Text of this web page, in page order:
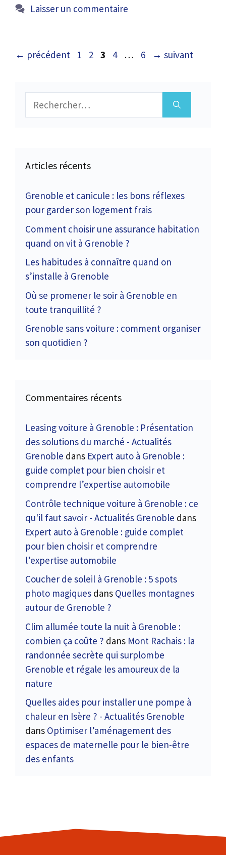
Laisser un commentaire
← précédent Page
1 Page
2 Page
3 Page
4 … Page
6 → suivant
Rechercher :
Articles récents
Grenoble et canicule : les bons réflexes
pour garder son logement frais
Comment choisir une assurance habitation
quand on vit à Grenoble ?
Les habitudes à connaître quand on
s’installe à Grenoble
Où se promener le soir à Grenoble en
toute tranquillité ?
Grenoble sans voiture : comment organiser
son quotidien ?
Commentaires récents
Leasing voiture à Grenoble : Présentation
des solutions du marché - Actualités
Grenoble dans Expert auto à Grenoble :
guide complet pour bien choisir et
comprendre l’expertise automobile
Contrôle technique voiture à Grenoble : ce
qu'il faut savoir - Actualités Grenoble dans
Expert auto à Grenoble : guide complet
pour bien choisir et comprendre
l’expertise automobile
Coucher de soleil à Grenoble : 5 spots
photo magiques dans Quelles montagnes
autour de Grenoble ?
Clim allumée toute la nuit à Grenoble :
combien ça coûte ? dans Mont Rachais : la
randonnée secrète qui surplombe
Grenoble et régale les amoureux de la
nature
Quelles aides pour installer une pompe à
chaleur en Isère ? - Actualités Grenoble
dans Optimiser l’aménagement des
espaces de maternelle pour le bien-être
des enfants